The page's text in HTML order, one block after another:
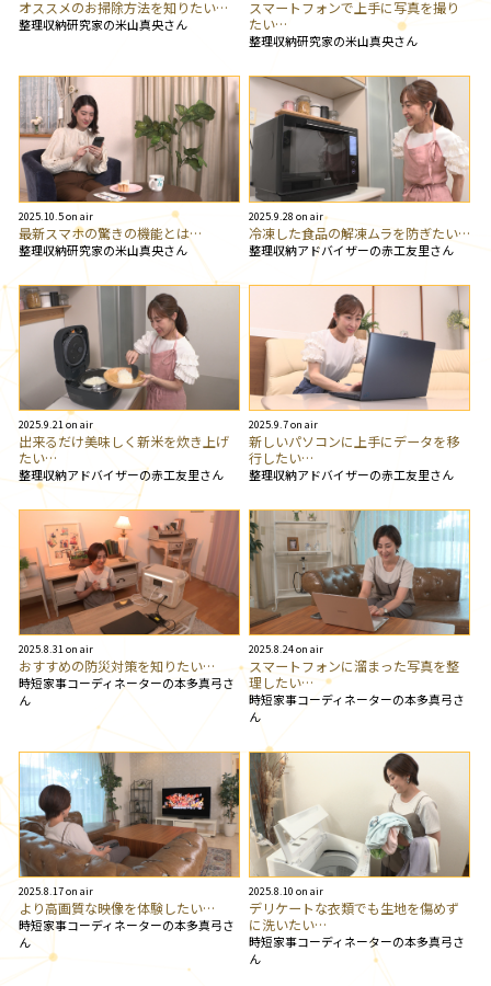
オススメのお掃除方法を知りたい…
整理収納研究家の米山真央さん
スマートフォンで上手に写真を撮り
たい…
整理収納研究家の米山真央さん
2025.10.5 on air
最新スマホの驚きの機能とは…
整理収納研究家の米山真央さん
2025.9.28 on air
冷凍した食品の解凍ムラを防ぎたい…
整理収納アドバイザーの赤工友里さん
2025.9.21 on air
出来るだけ美味しく新米を炊き上げ
たい…
整理収納アドバイザーの赤工友里さん
2025.9.7 on air
新しいパソコンに上手にデータを移
行したい…
整理収納アドバイザーの赤工友里さん
2025.8.31 on air
おすすめの防災対策を知りたい…
時短家事コーディネーターの本多真弓さ
ん
2025.8.24 on air
スマートフォンに溜まった写真を整
理したい…
時短家事コーディネーターの本多真弓さ
ん
2025.8.17 on air
より高画質な映像を体験したい…
時短家事コーディネーターの本多真弓さ
ん
2025.8.10 on air
デリケートな衣類でも生地を傷めず
に洗いたい…
時短家事コーディネーターの本多真弓さ
ん